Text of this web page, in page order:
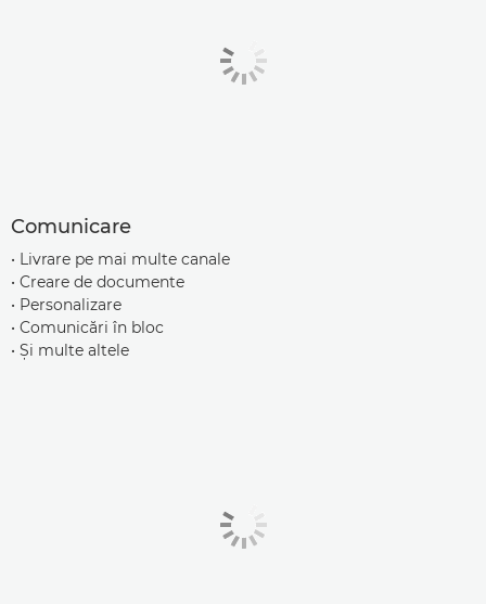
Comunicare
• Livrare pe mai multe canale
• Creare de documente
• Personalizare
• Comunicări în bloc
• Şi multe altele